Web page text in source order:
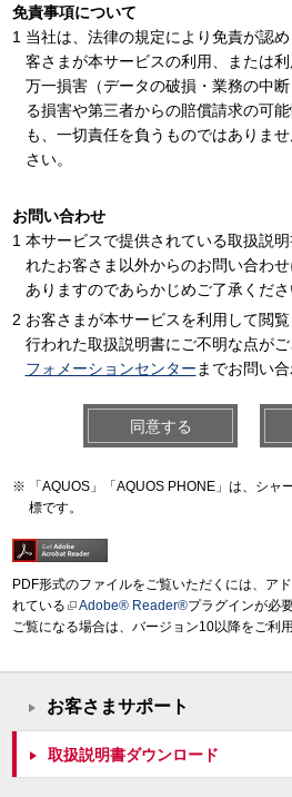
免責事項について
当社は、法律の規定により免責が認
客さまが本サービスの利用、または
万一損害（データの破損・業務の中
る損害や第三者からの賠償請求の可
も、一切責任を負うものではありま
さい。
お問い合わせ
本サービスで提供されている取扱説
れたお客さま以外からのお問い合わ
ありますのであらかじめご了承くださ
お客さまが本サービスを利用して閲
行われた取扱説明書にご不明な点がご
フォメーションセンター までお問い合
同意する
「AQUOS」「AQUOS PHONE」は、シ
標です。
PDF形式のファイルをご覧いただくには、ア
れている
Adobe® Reader®プラグインが必
ご覧になる場合は、バージョン10以降をご利用
お客さまサポート
取扱説明書ダウンロード